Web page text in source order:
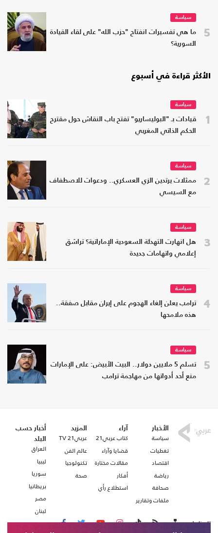
5
سياسة
ما هي تفسيرات انفتاح "حزب الله" على لقاء القيادة
السورية؟
الأكثر قراءة في أسبوع
1
سياسة
قيادات بـ "البوليساريو" تفتح باب النقاش حول مقترح
الحكم الذاتي المغربي
2
سياسة
ممثلات يرتدين الزي العسكري.. ودعوات للاصطفاف
مع السيسي
3
سياسة
هل انهارت التهدئة السعودية الإماراتية؟ تراشق
إعلامي واتهامات جديدة
4
سياسة
ترامب يعلن إلغاء الهجوم على إيران مقابل صفقة..
هذه ملامحها
5
سياسة
تسلم 5 ملايين دولار.. البيت الأبيض: على الإمارات
منع أحد أدواتها من مهاجمة ترامب
الأخبار
سياسة
تغطيات
اقتصاد
رياضة
صحافة
ملفات وتقارير
آراء
كتاب عربي21
قضايا وآراء
مقالات مختارة
أفكار
استطلاع رأي
المزيد
عربي21 TV
عالم الفن
تكنولوجيا
صحة
أخبار حسب
البلد
العراق
ليبيا
سوريا
بريطانيا
مصر
لبنان
تابعنا على